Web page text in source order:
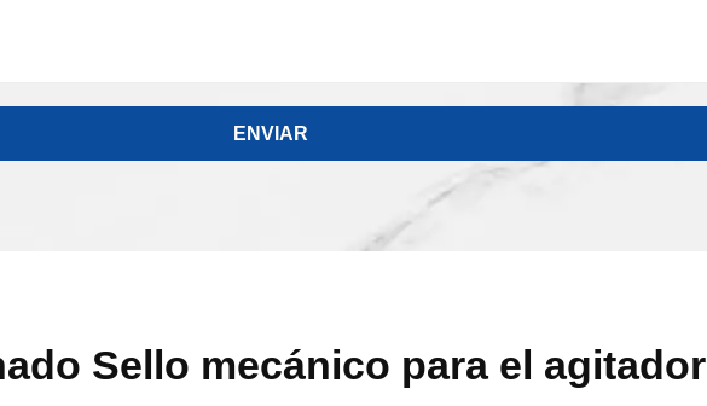
Sello mecánico para el agitador